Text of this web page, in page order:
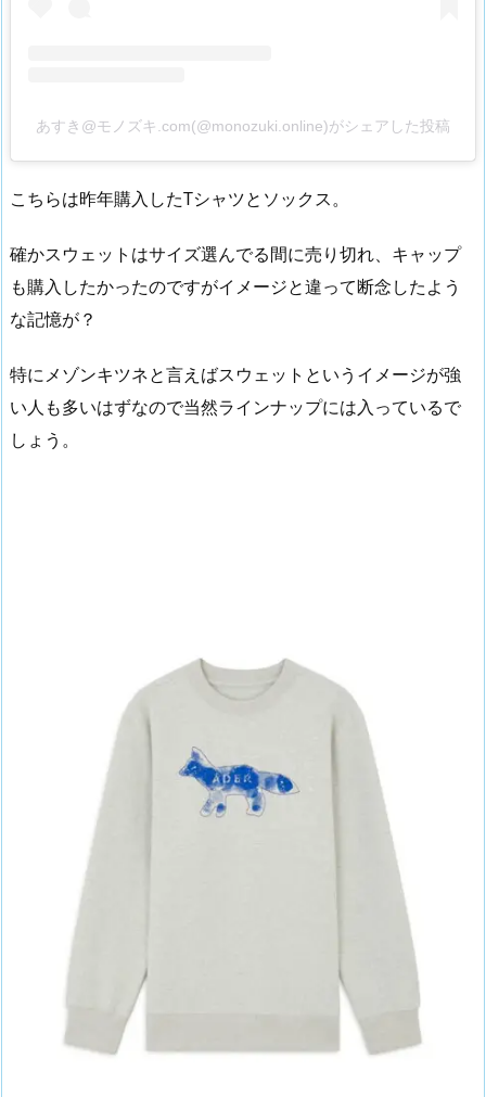
あすき@モノズキ.com(@monozuki.online)がシェアした投稿
こちらは昨年購入したTシャツとソックス。
確かスウェットはサイズ選んでる間に売り切れ、キャップ
も購入したかったのですがイメージと違って断念したよう
な記憶が？
特にメゾンキツネと言えばスウェットというイメージが強
い人も多いはずなので当然ラインナップには入っているで
しょう。